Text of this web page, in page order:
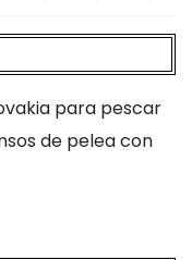
para pescar
de pelea con